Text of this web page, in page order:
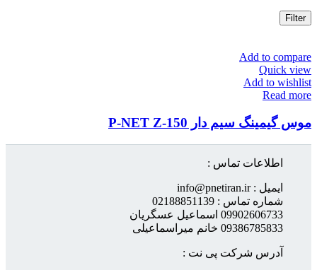
Filter
Add to compare
Quick view
Add to wishlist
Read more
موس گیمینگ سیم دار P-NET Z-150
اطلاعات تماس :
ایمیل : info@pnetiran.ir
شماره تماس : 02188851139
09902606733 اسماعیل عسگریان
09386785833 خانم میراسماعیلی
آدرس شرکت پی نت :